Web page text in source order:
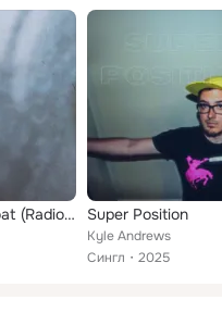
John Hughes Coat (Radio Edit) Super Position
Kyle Andrews
Сингл
2025